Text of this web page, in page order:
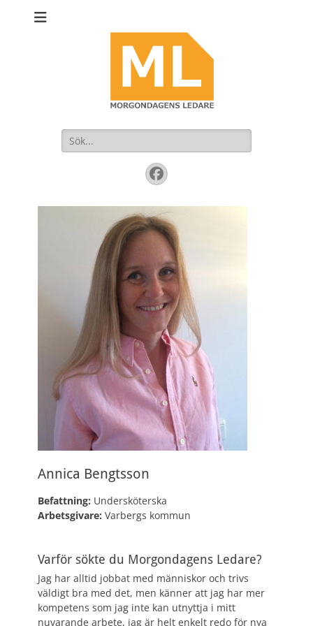
Sök
efter:
Facebook
Annica Bengtsson
Befattning: Undersköterska
Arbetsgivare: Varbergs kommun
Varför sökte du Morgondagens Ledare?
Jag har alltid jobbat med människor och trivs
väldigt bra med det, men känner att jag har mer
kompetens som jag inte kan utnyttja i mitt
nuvarande arbete, jag är helt enkelt redo för nya